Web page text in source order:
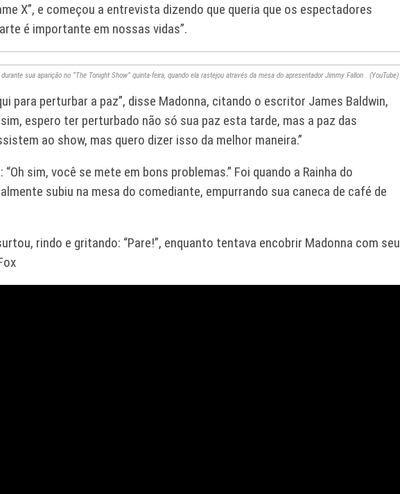
X”, e começou a entrevista dizendo que queria que os espectadores
é importante em nossas vidas”.
sua aparição no “The Tonight Show” quinta-feira, quando ela rastejou através da mesa do apresentador Jimmy Fallon . (YouTube)
para perturbar a paz”, disse Madonna, citando o escritor James Baldwin,
espero ter perturbado não só sua paz esta tarde, mas a paz das
ao show, mas quero dizer isso da melhor maneira.”
“Oh sim, você se mete em bons problemas.” Foi quando a Rainha do
subiu na mesa do comediante, empurrando sua caneca de café de
rindo e gritando: “Pare!”, enquanto tentava encobrir Madonna com seu